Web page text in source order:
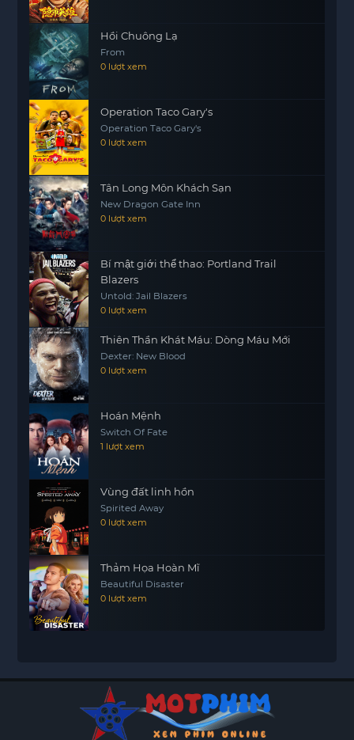
Hồi Chuông Lạ
From
0 lượt xem
Operation Taco Gary's
Operation Taco Gary's
0 lượt xem
Tân Long Môn Khách Sạn
New Dragon Gate Inn
0 lượt xem
Bí mật giới thể thao: Portland Trail
Blazers
Untold: Jail Blazers
0 lượt xem
Thiên Thần Khát Máu: Dòng Máu Mới
Dexter: New Blood
0 lượt xem
Hoán Mệnh
Switch Of Fate
1 lượt xem
Vùng đất linh hồn
Spirited Away
0 lượt xem
Thảm Họa Hoàn Mĩ
Beautiful Disaster
0 lượt xem